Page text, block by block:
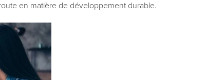
en matière de développement durable.